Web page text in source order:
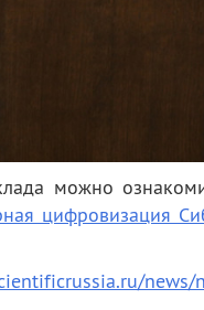
можно
цифровизация
news/